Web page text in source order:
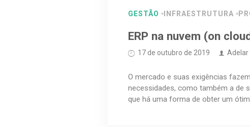
GESTÃO INFRAESTRUTURA
ERP na nuvem (on
17 de outubro de 2019 Adelar
O mercado e suas exigências
necessidades, como também a de
que há uma forma de obter um